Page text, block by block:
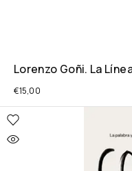
Lorenzo Goñi. La
€15,00